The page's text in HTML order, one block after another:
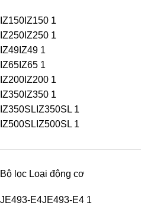
IZ150 IZ150 1
IZ250 IZ250 1
IZ49 IZ49 1
IZ65 IZ65 1
IZ200 IZ200 1
IZ350 IZ350 1
IZ350SL IZ350SL 1
IZ500SL IZ500SL 1
Bộ lọc Loại động cơ
JE493-E4JE493-E4 1